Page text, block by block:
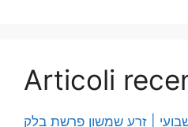
Articoli
שבועי | זרע שמשון פרשת בלק